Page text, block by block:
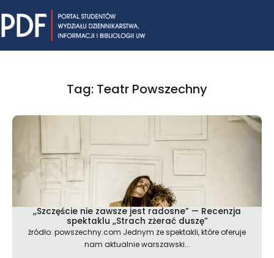
to
content
Tag: Teatr Powszechny
,,Szczęście nie zawsze jest radosne” — Recenzja
spektaklu ,,Strach zżerać duszę”
źródło: powszechny.com Jednym ze spektakli, które oferuje
nam aktualnie warszawski...